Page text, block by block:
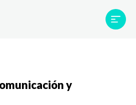
Proyectos
Testimonios
y